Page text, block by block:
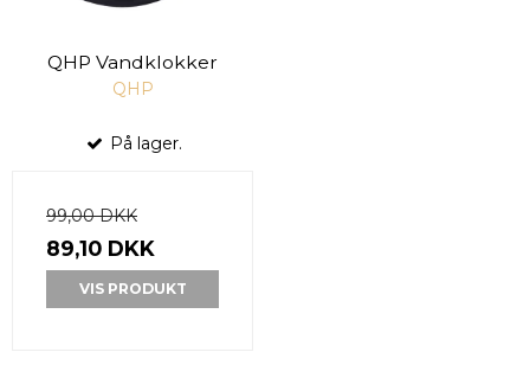
QHP Vandklokker
QHP
På lager.
99,00 DKK
89,10 DKK
VIS PRODUKT